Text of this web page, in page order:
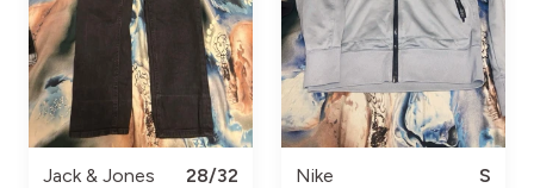
Jack & Jones
28/32
Nike
S